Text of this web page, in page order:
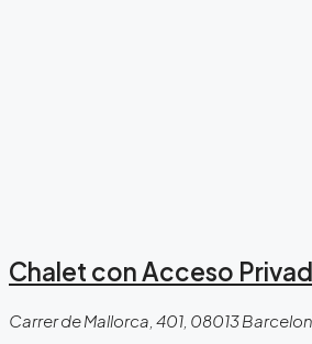
Chalet con Acceso
Carrer de Mallorca, 401, 08013